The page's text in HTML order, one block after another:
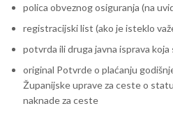
polica obveznog osiguranja (na
registracijski list (ako je isteklo
potvrda ili druga javna isprava
original Potvrde o plaćanju
Županijske uprave za ceste o
naknade za ceste